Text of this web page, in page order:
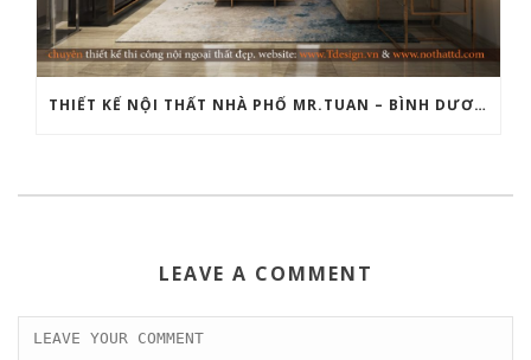
THIẾT KẾ NỘI THẤT NHÀ PHỐ MR.TUAN – BÌNH DƯƠNG
LEAVE A COMMENT